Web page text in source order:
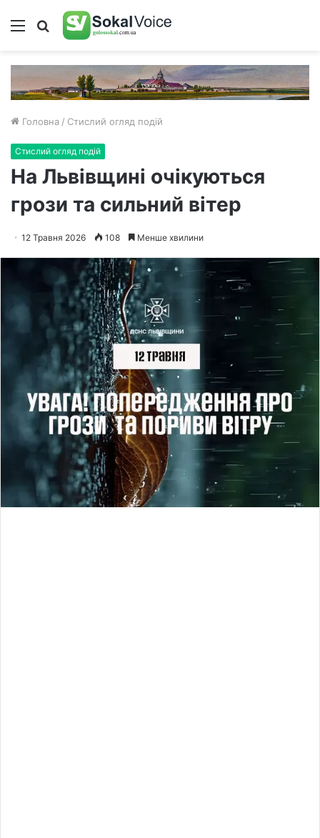
Меню Пошук
Головна / Стислий огляд подій
Стислий огляд подій
На Львівщині очікуються
грози та сильний вітер
12 Травня 2026 108 Менше хвилини